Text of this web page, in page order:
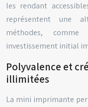
les rendant
représentent une
méthodes,
investissement initial
Polyvalence et
illimitées
La mini imprimante